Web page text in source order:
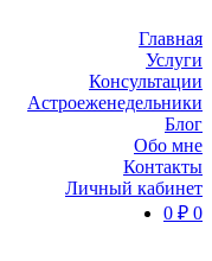
Главная
Услуги
Консультации
Астроеженедельники
Блог
Обо мне
Контакты
Личный кабинет
0 ₽ 0